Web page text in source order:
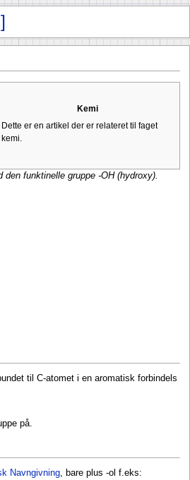
Kemi
Dette er en artikel der er relateret til faget
kemi.
den funktinelle gruppe -OH (hydroxy).
til C-atomet i en aromatisk forbindels
på.
Navngivning, bare plus -ol f.eks: